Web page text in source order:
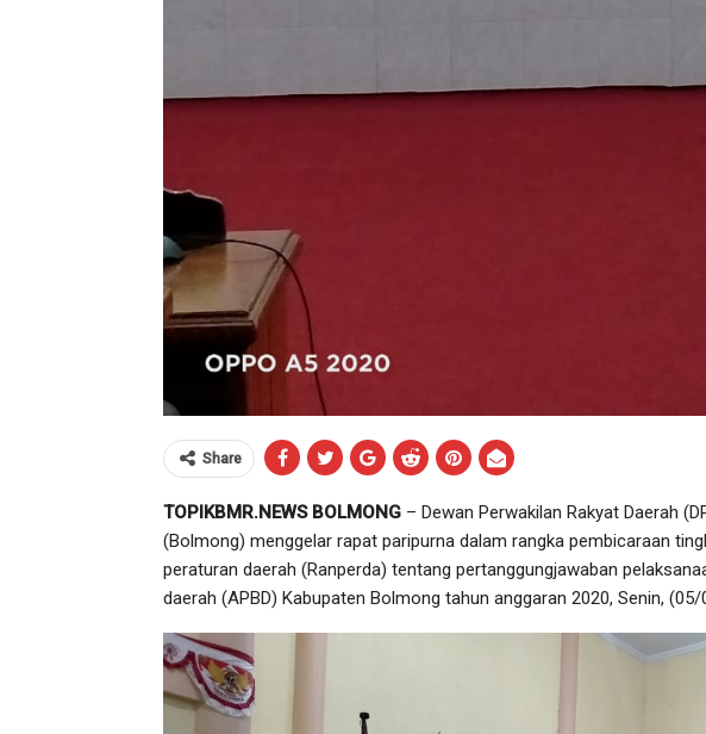
Share
TOPIKBMR.NEWS BOLMONG – Dewan Perwakilan Rakyat Daerah
(Bolmong) menggelar rapat paripurna dalam rangka pembicaraan
peraturan daerah (Ranperda) tentang pertanggungjawaban
daerah (APBD) Kabupaten Bolmong tahun anggaran 2020, Senin,